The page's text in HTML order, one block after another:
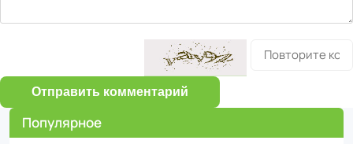
Отправить комментарий
Популярное